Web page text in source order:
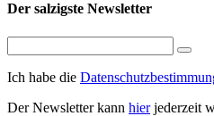
Der salzigste Newsletter
Ich habe die
Der Newsletter kann hierjederzeit